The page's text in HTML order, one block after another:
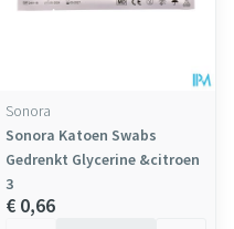
Sonora
Sonora Katoen Swabs
Gedrenkt Glycerine &citroen
3
€ 0,66